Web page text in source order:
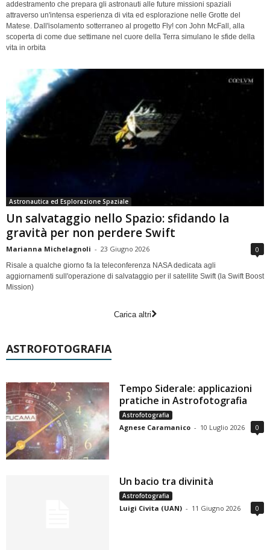
addestramento che prepara gli astronauti alle future missioni spaziali
attraverso un'intensa esperienza di vita ed esplorazione nelle Grotte del
Matese. Dall'isolamento sotterraneo al progetto Fly! con John McFall, alla
scoperta di come due settimane nel cuore della Terra simulano le sfide della
vita in orbita
Astronautica ed Esplorazione Spaziale
Un salvataggio nello Spazio: sfidando la
gravità per non perdere Swift
Marianna Michelagnoli - 23 Giugno 2026 0
Risale a qualche giorno fa la teleconferenza NASA dedicata agli
aggiornamenti sull'operazione di salvataggio per il satellite Swift (la Swift Boost
Mission)
Carica altri
ASTROFOTOGRAFIA
Tempo Siderale: applicazioni
pratiche in Astrofotografia
Astrofotografia
Agnese Caramanico - 10 Luglio 2026 0
Un bacio tra divinità
Astrofotografia
Luigi Civita (UAN) - 11 Giugno 2026 0